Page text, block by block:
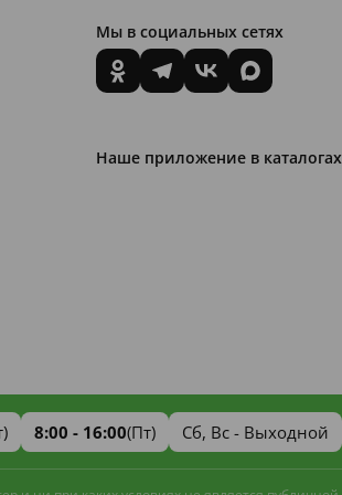
Мы в социальных сетях
Наше приложение в каталогах
8:00 - 16:00(Пт) Сб, Вс - Выходной